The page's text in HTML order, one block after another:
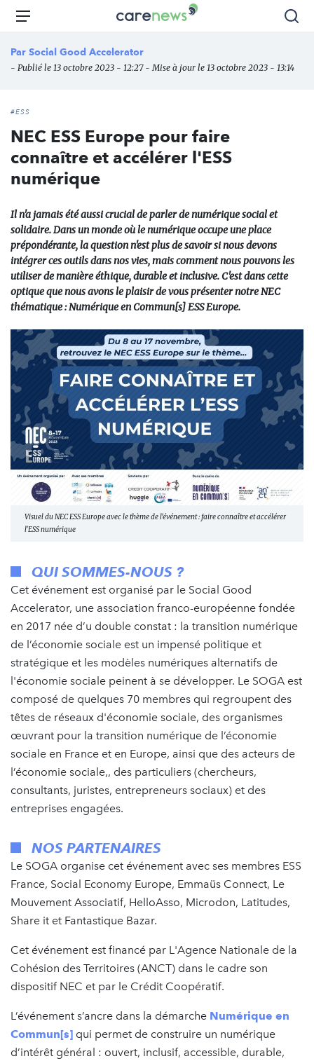
Aller
principal
Carenews,
des
Menu
Par Social Good Accelerator
- Publié le 13 octobre 2023 - 12:27 - Mise à jour le 13 octobre 2023 - 13:14
#ESS
NEC ESS Europe pour faire
connaître et accélérer l'ESS
numérique
Il n'a jamais été aussi crucial de parler de numérique social et
solidaire. Dans un monde où le numérique occupe une place
prépondérante, la question n'est plus de savoir si nous devons
intégrer ces outils dans nos vies, mais comment nous pouvons les
utiliser de manière éthique, durable et inclusive. C'est dans cette
optique que nous avons le plaisir de vous présenter notre NEC
thématique : Numérique en Commun[s] ESS Europe.
Visuel du NEC ESS Europe avec le thème de l'événement : faire connaître et accélérer
l'ESS numérique
QUI SOMMES-NOUS ?
Cet événement est organisé par le Social Good
Accelerator, une association franco-européenne fondée
en 2017 née d’u double constat : la transition numérique
de l’économie sociale est un impensé politique et
stratégique et les modèles numériques alternatifs de
l'économie sociale peinent à se développer. Le SOGA est
composé de quelques 70 membres qui regroupent des
têtes de réseaux d'économie sociale, des organismes
œuvrant pour la transition numérique de l’économie
sociale en France et en Europe, ainsi que des acteurs de
l’économie sociale,, des particuliers (chercheurs,
consultants, juristes, entrepreneurs sociaux) et des
entreprises engagées.
NOS PARTENAIRES
Le SOGA organise cet événement avec ses membres ESS
France, Social Economy Europe, Emmaüs Connect, Le
Mouvement Associatif, HelloAsso, Microdon, Latitudes,
Share it et Fantastique Bazar.
Cet événement est financé par L'Agence Nationale de la
Cohésion des Territoires (ANCT) dans le cadre son
dispositif NEC et par le Crédit Coopératif.
L’événement s’ancre dans la démarche Numérique en
Commun[s] qui permet de construire un numérique
d’intérêt général : ouvert, inclusif, accessible, durable,